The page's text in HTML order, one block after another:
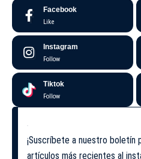
Facebook
Like
Instagram
Follow
Tiktok
Follow
¡Suscríbete a nuestro boletín
artículos más recientes al